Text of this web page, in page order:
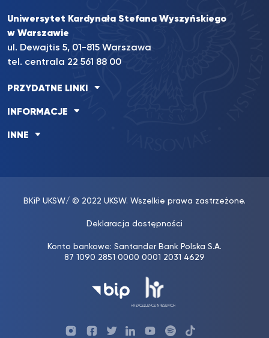
Uniwersytet Kardynała Stefana Wyszyńskiego
w Warszawie
ul. Dewajtis 5, 01-815 Warszawa
tel. centrala 22 561 88 00
PRZYDATNE LINKI
INFORMACJE
INNE
BKiP UKSW/ © 2022 UKSW. Wszelkie prawa zastrzeżone.
Deklaracja dostępności
Konto bankowe: Santander Bank Polska S.A.
87 1090 2851 0000 0001 2031 4629
Profil ProfilProfilProfil UKSWProfilUKSW